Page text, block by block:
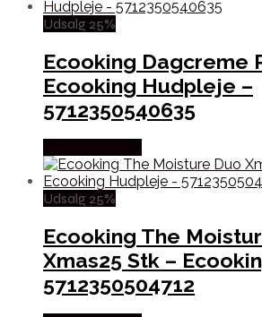
Udsalg 25%
Ecooking Dagcreme
Ecooking Hudpleje –
5712350540635
Udsalg 25%
Ecooking The
Xmas25 Stk –
5712350504712